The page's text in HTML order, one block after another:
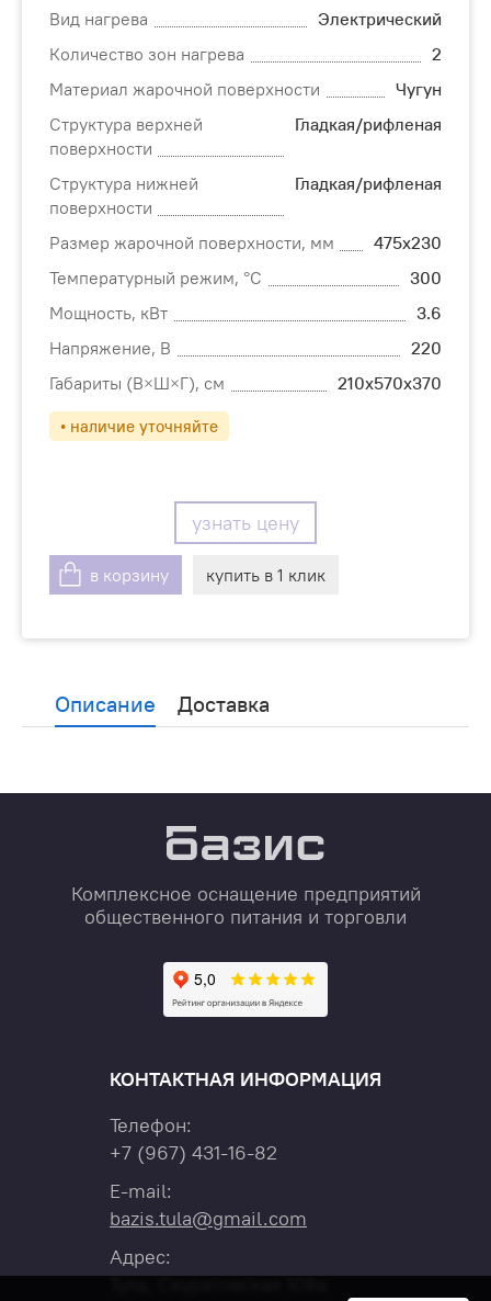
Вид нагрева
Электрический
Количество зон нагрева
2
Материал жарочной поверхности
Чугун
Структура верхней
поверхности
Гладкая/рифленая
Структура нижней
поверхности
Гладкая/рифленая
Размер жарочной поверхности, мм
475х230
Температурный режим, °С
300
Мощность, кВт
3.6
Напряжение, В
220
Габариты (В×Ш×Г), см
210х570х370
• наличие уточняйте
узнать цену
в корзину купить в 1 клик
Описание Доставка
Комплексное оснащение предприятий
общественного питания и торговли
КОНТАКТНАЯ ИНФОРМАЦИЯ
Телефон:
+7 (967) 431-16-82
E-mail:
bazis.tula@gmail.com
Адрес:
Тула, Скуратовская 108а